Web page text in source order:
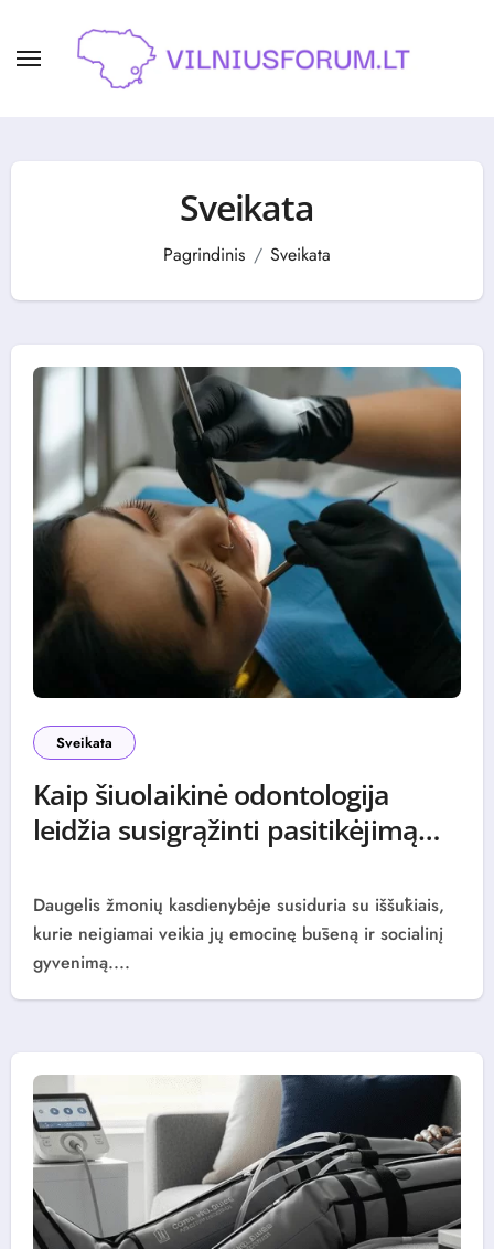
content
Sveikata
Pagrindinis Sveikata
Sveikata
Kaip šiuolaikinė odontologija
leidžia susigrąžinti pasitikėjimą
Daugelis žmonių kasdienybėje susiduria su iššūkiais,
kurie neigiamai veikia jų emocinę būseną ir socialinį
gyvenimą....